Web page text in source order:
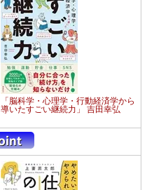
「脳科学・心理学・行動経済学から
導いたすごい継続力」 吉田幸弘